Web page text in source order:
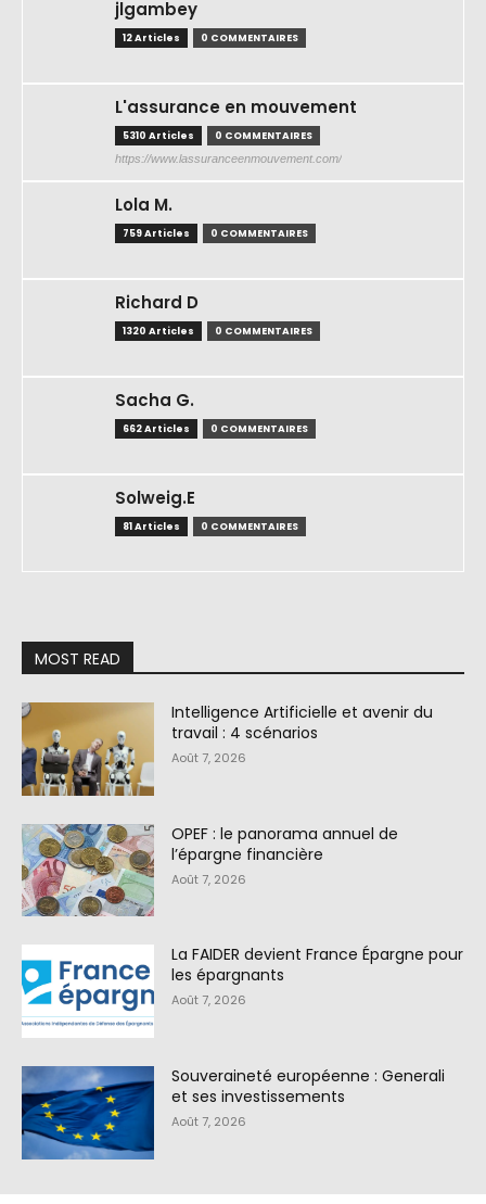
jlgambey
12 Articles 0 COMMENTAIRES
L'assurance en mouvement
5310 Articles
0 COMMENTAIRES
https://www.lassuranceenmouvement.com/
Lola M.
759 Articles 0 COMMENTAIRES
Richard D
1320 Articles 0 COMMENTAIRES
Sacha G.
662 Articles 0 COMMENTAIRES
Solweig.E
81 Articles 0 COMMENTAIRES
MOST READ
Intelligence Artificielle et avenir du
travail : 4 scénarios
Août 7, 2026
OPEF : le panorama annuel de
l’épargne financière
Août 7, 2026
La FAIDER devient France Épargne pour
les épargnants
Août 7, 2026
Souveraineté européenne : Generali
et ses investissements
Août 7, 2026